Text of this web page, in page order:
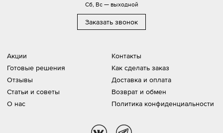
Акции
Готовые решения
Отзывы
Статьи и советы
О нас
Контакты
Как сделать заказ
Доставка и оплата
Возврат и обмен
Политика конфиденциальности
Сб, Вс — выходной
Заказать звонок